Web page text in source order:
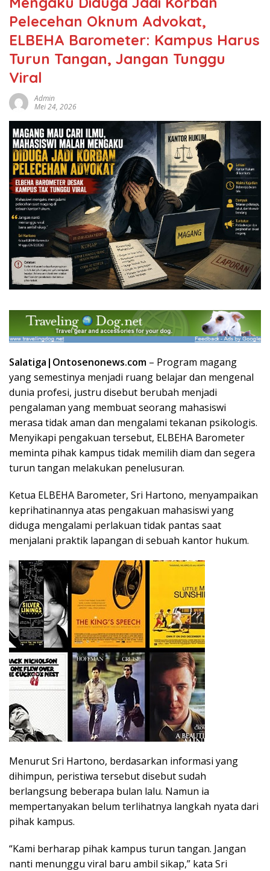
Pelecehan Oknum Advokat,
ELBEHA Barometer: Kampus Harus
Turun Tangan, Jangan Tunggu
Viral
Admin
Mei 24, 2026
Salatiga|Ontosenonews.com – Program magang
yang semestinya menjadi ruang belajar dan mengenal
dunia profesi, justru disebut berubah menjadi
pengalaman yang membuat seorang mahasiswi
merasa tidak aman dan mengalami tekanan psikologis.
Menyikapi pengakuan tersebut, ELBEHA Barometer
meminta pihak kampus tidak memilih diam dan segera
turun tangan melakukan penelusuran.
Ketua ELBEHA Barometer, Sri Hartono, menyampaikan
keprihatinannya atas pengakuan mahasiswi yang
diduga mengalami perlakuan tidak pantas saat
menjalani praktik lapangan di sebuah kantor hukum.
Menurut Sri Hartono, berdasarkan informasi yang
dihimpun, peristiwa tersebut disebut sudah
berlangsung beberapa bulan lalu. Namun ia
mempertanyakan belum terlihatnya langkah nyata dari
pihak kampus.
“Kami berharap pihak kampus turun tangan. Jangan
nanti menunggu viral baru ambil sikap,” kata Sri